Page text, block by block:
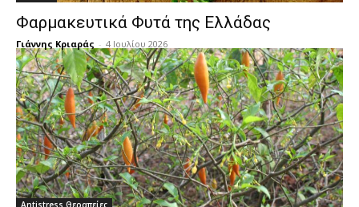
Φαρμακευτικά Φυτά της Ελλάδας
Γιάννης Κριαράς - 4 Ιουλίου 2026
Antistress Θεραπείες